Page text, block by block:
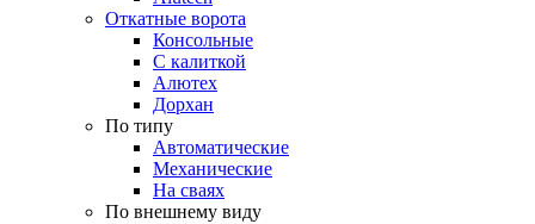
Откатные ворота
Консольные
С калиткой
Алютех
Дорхан
По типу
Автоматические
Механические
На сваях
По внешнему виду